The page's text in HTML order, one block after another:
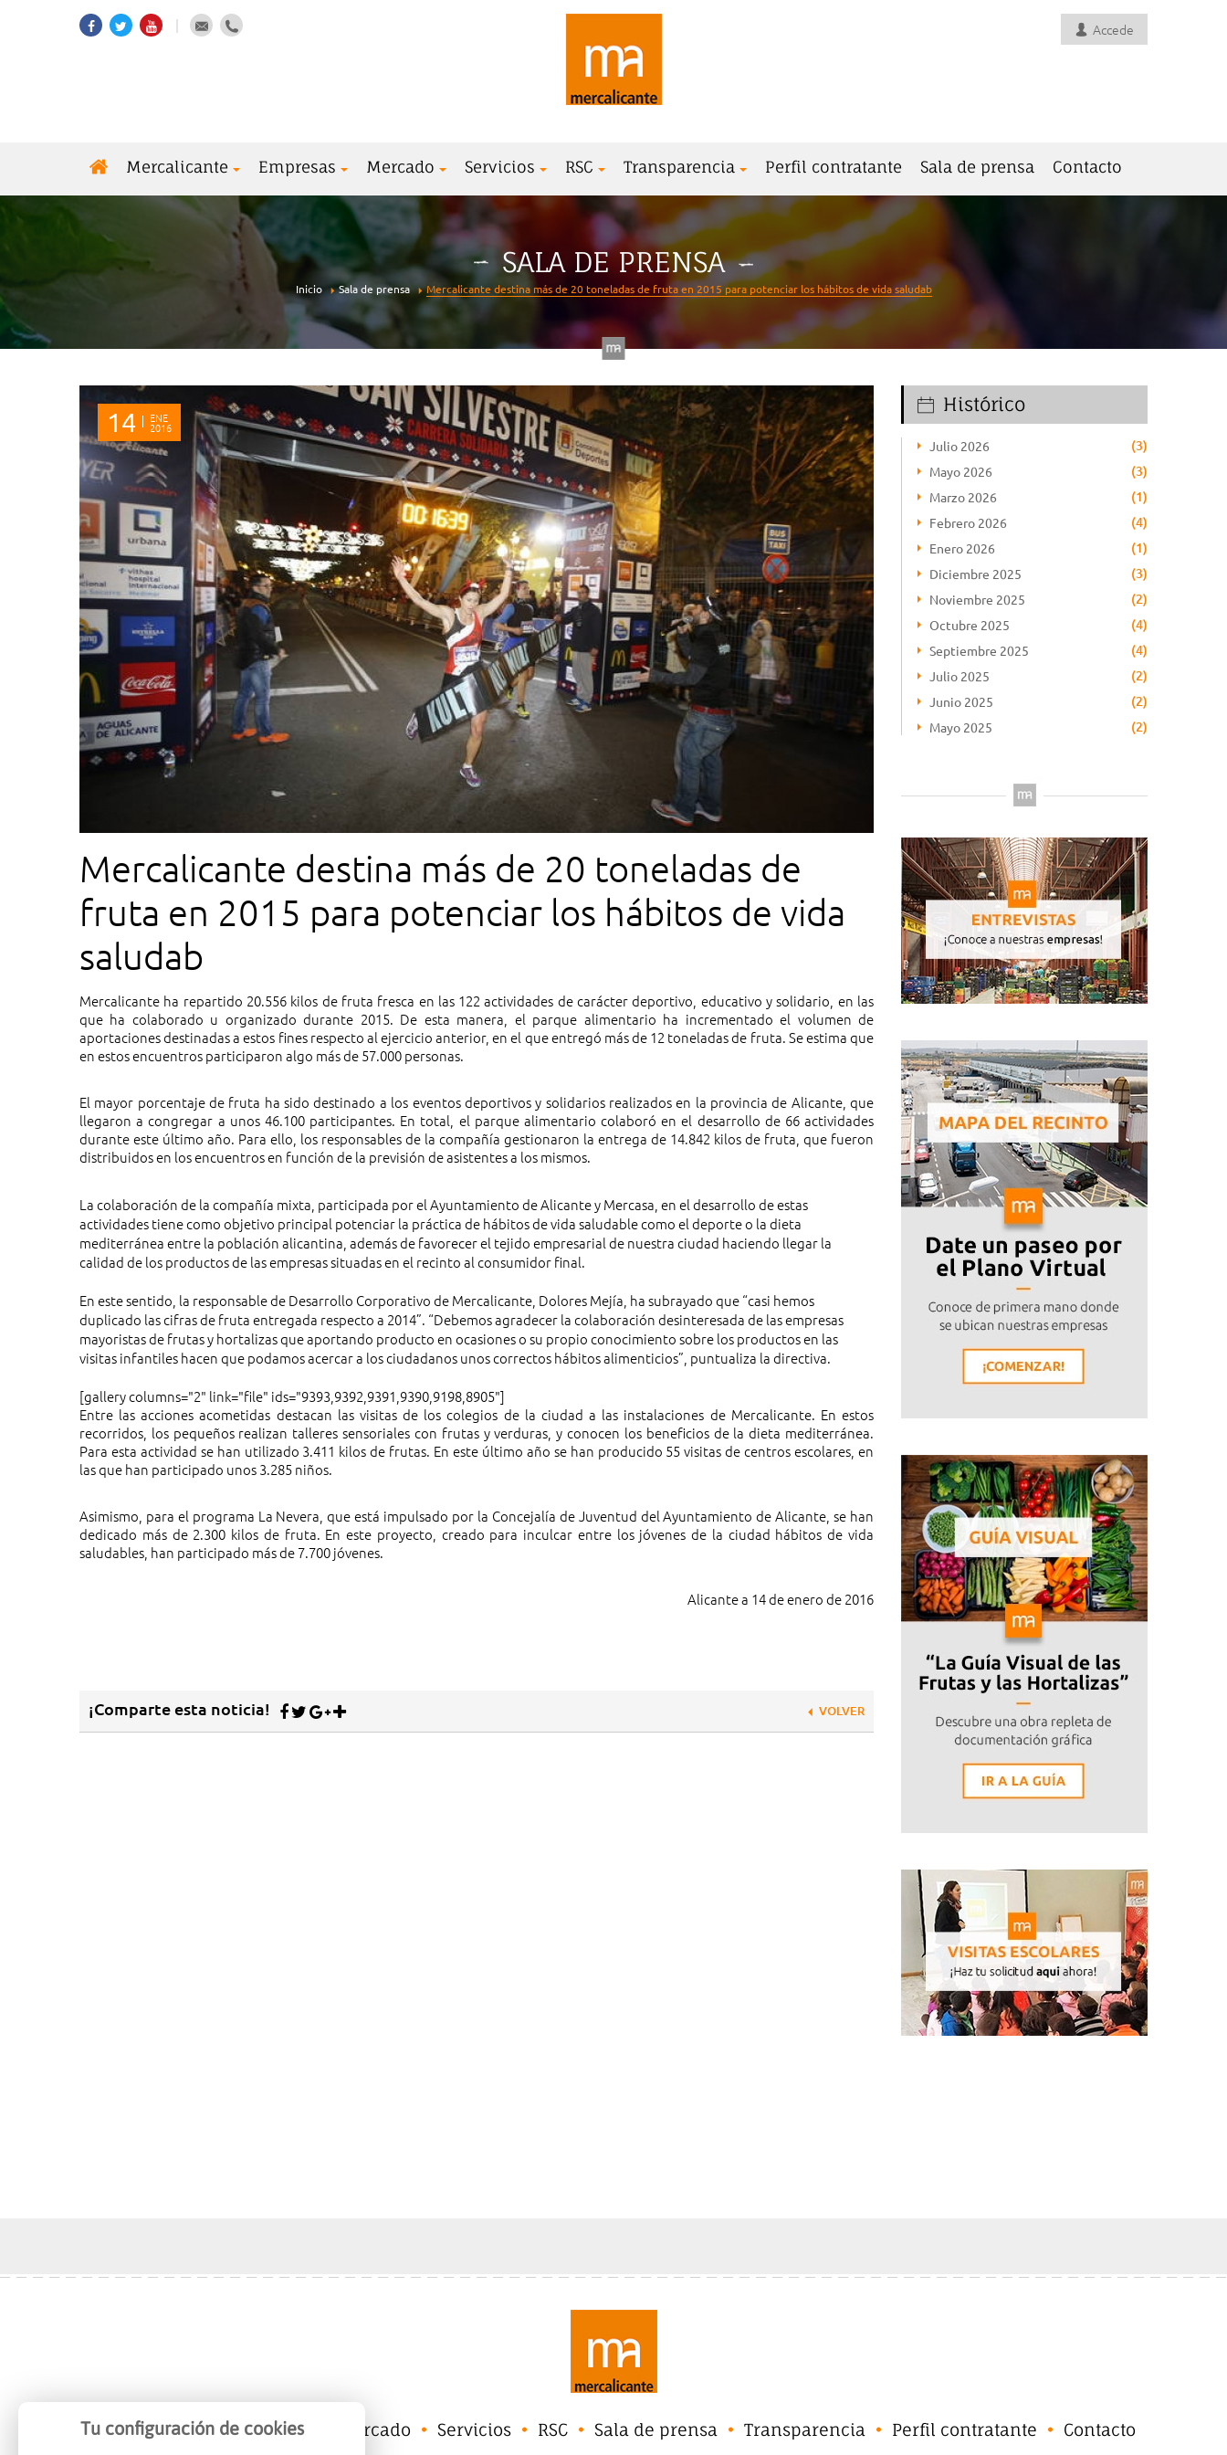
Accede
Mercalicante Empresas Mercado Servicios RSC Transparencia Perfil contratante Sala de prensa Contacto
SALA DE PRENSA
Inicio Sala de prensa Mercalicante destina más de 20 toneladas de fruta en 2015 para potenciar los hábitos de vida saludab
14 ENE
2016
Mercalicante destina más de 20 toneladas de
fruta en 2015 para potenciar los hábitos de vida
saludab
Mercalicante ha repartido 20.556 kilos de fruta fresca en las 122 actividades de carácter deportivo, educativo y solidario, en las
que ha colaborado u organizado durante 2015. De esta manera, el parque alimentario ha incrementado el volumen de
aportaciones destinadas a estos fines respecto al ejercicio anterior, en el que entregó más de 12 toneladas de fruta. Se estima que
en estos encuentros participaron algo más de 57.000 personas.
El mayor porcentaje de fruta ha sido destinado a los eventos deportivos y solidarios realizados en la provincia de Alicante, que
llegaron a congregar a unos 46.100 participantes. En total, el parque alimentario colaboró en el desarrollo de 66 actividades
durante este último año. Para ello, los responsables de la compañía gestionaron la entrega de 14.842 kilos de fruta, que fueron
distribuidos en los encuentros en función de la previsión de asistentes a los mismos.
La colaboración de la compañía mixta, participada por el Ayuntamiento de Alicante y Mercasa, en el desarrollo de estas
actividades tiene como objetivo principal potenciar la práctica de hábitos de vida saludable como el deporte o la dieta
mediterránea entre la población alicantina, además de favorecer el tejido empresarial de nuestra ciudad haciendo llegar la
calidad de los productos de las empresas situadas en el recinto al consumidor final.
En este sentido, la responsable de Desarrollo Corporativo de Mercalicante, Dolores Mejía, ha subrayado que “casi hemos
duplicado las cifras de fruta entregada respecto a 2014”. “Debemos agradecer la colaboración desinteresada de las empresas
mayoristas de frutas y hortalizas que aportando producto en ocasiones o su propio conocimiento sobre los productos en las
visitas infantiles hacen que podamos acercar a los ciudadanos unos correctos hábitos alimenticios”, puntualiza la directiva.
[gallery columns="2" link="file" ids="9393,9392,9391,9390,9198,8905"]
Entre las acciones acometidas destacan las visitas de los colegios de la ciudad a las instalaciones de Mercalicante. En estos
recorridos, los pequeños realizan talleres sensoriales con frutas y verduras, y conocen los beneficios de la dieta mediterránea.
Para esta actividad se han utilizado 3.411 kilos de frutas. En este último año se han producido 55 visitas de centros escolares, en
las que han participado unos 3.285 niños.
Asimismo, para el programa La Nevera, que está impulsado por la Concejalía de Juventud del Ayuntamiento de Alicante, se han
dedicado más de 2.300 kilos de fruta. En este proyecto, creado para inculcar entre los jóvenes de la ciudad hábitos de vida
saludables, han participado más de 7.700 jóvenes.
Alicante a 14 de enero de 2016
¡Comparte esta noticia! VOLVER
Histórico
Julio 2026 (3)
Mayo 2026 (3)
Marzo 2026 (1)
Febrero 2026 (4)
Enero 2026 (1)
Diciembre 2025 (3)
Noviembre 2025 (2)
Octubre 2025 (4)
Septiembre 2025 (4)
Julio 2025 (2)
Junio 2025 (2)
Mayo 2025 (2)
Mercalicante Empresas Mercado Servicios RSC Sala de prensa Transparencia Perfil contratante Contacto
Tu configuración de cookies